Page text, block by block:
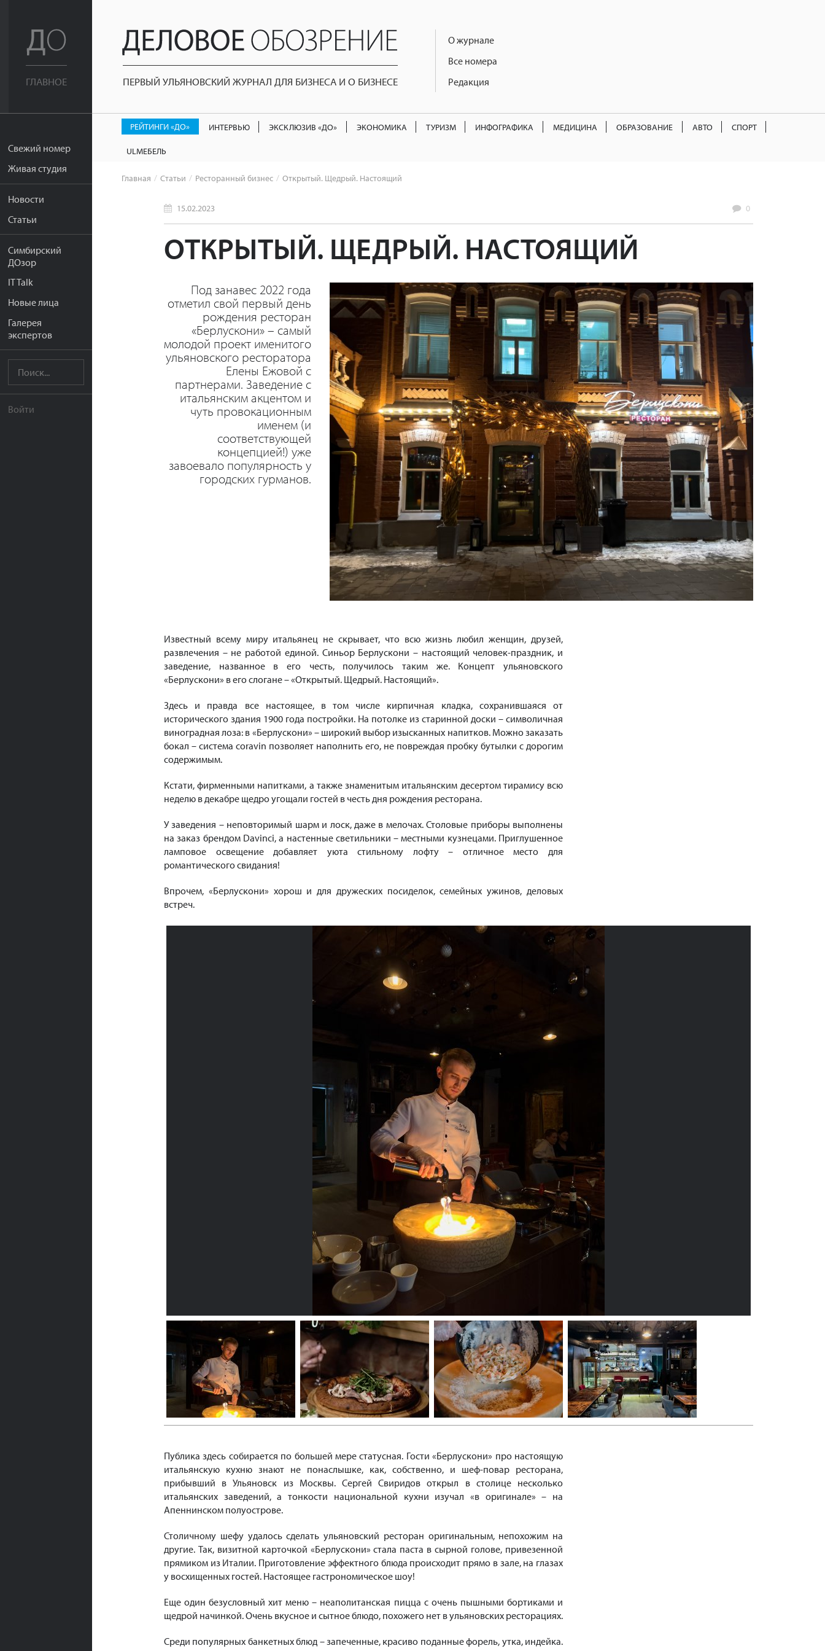
ГЛАВНОЕ
Свежий номер
Живая студия
Новости
Статьи
Симбирский
ДОзор
IT Talk
Новые лица
Галерея
экспертов
Войти
ПЕРВЫЙ УЛЬЯНОВСКИЙ ЖУРНАЛ ДЛЯ БИЗНЕСА И О БИЗНЕСЕ
О журнале
Все номера
Редакция
РЕЙТИНГИ «ДО» ИНТЕРВЬЮ ЭКСКЛЮЗИВ «ДО» ЭКОНОМИКА ТУРИЗМ ИНФОГРАФИКА МЕДИЦИНА ОБРАЗОВАНИЕ АВТО СПОРТ
ULМЕБЕЛЬ
Главная Статьи Ресторанный бизнес Открытый. Щедрый. Настоящий
15.02.2023 0
ОТКРЫТЫЙ. ЩЕДРЫЙ. НАСТОЯЩИЙ
Под занавес 2022 года
отметил свой первый день
рождения ресторан
«Берлускони» – самый
молодой проект именитого
ульяновского ресторатора
Елены Ежовой с
партнерами. Заведение с
итальянским акцентом и
чуть провокационным
именем (и
соответствующей
концепцией!) уже
завоевало популярность у
городских гурманов.
Известный всему миру итальянец не скрывает, что всю жизнь любил женщин, друзей,
развлечения – не работой единой. Синьор Берлускони – настоящий человек-праздник, и
заведение, названное в его честь, получилось таким же. Концепт ульяновского
«Берлускони» в его слогане – «Открытый. Щедрый. Настоящий».
Здесь и правда все настоящее, в том числе кирпичная кладка, сохранившаяся от
исторического здания 1900 года постройки. На потолке из старинной доски – символичная
виноградная лоза: в «Берлускони» – широкий выбор изысканных напитков. Можно заказать
бокал – система coravin позволяет наполнить его, не повреждая пробку бутылки с дорогим
содержимым.
Кстати, фирменными напитками, а также знаменитым итальянским десертом тирамису всю
неделю в декабре щедро угощали гостей в честь дня рождения ресторана.
У заведения – неповторимый шарм и лоск, даже в мелочах. Столовые приборы выполнены
на заказ брендом Davinci, а настенные светильники – местными кузнецами. Приглушенное
ламповое освещение добавляет уюта стильному лофту – отличное место для
романтического свидания!
Впрочем, «Берлускони» хорош и для дружеских посиделок, семейных ужинов, деловых
встреч.
Публика здесь собирается по большей мере статусная. Гости «Берлускони» про настоящую
итальянскую кухню знают не понаслышке, как, собственно, и шеф-повар ресторана,
прибывший в Ульяновск из Москвы. Сергей Свиридов открыл в столице несколько
итальянских заведений, а тонкости национальной кухни изучал «в оригинале» – на
Апеннинском полуострове.
Столичному шефу удалось сделать ульяновский ресторан оригинальным, непохожим на
другие. Так, визитной карточкой «Берлускони» стала паста в сырной голове, привезенной
прямиком из Италии. Приготовление эффектного блюда происходит прямо в зале, на глазах
у восхищенных гостей. Настоящее гастрономическое шоу!
Еще один безусловный хит меню – неаполитанская пицца с очень пышными бортиками и
щедрой начинкой. Очень вкусное и сытное блюдо, похожего нет в ульяновских ресторациях.
Среди популярных банкетных блюд – запеченные, красиво поданные форель, утка, индейка.